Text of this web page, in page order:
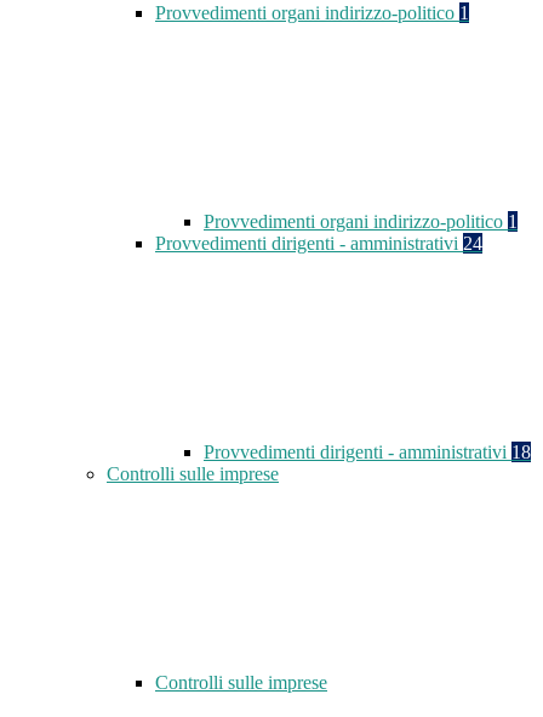
Provvedimenti organi indirizzo-politico 1
Provvedimenti organi indirizzo-politico 1
Provvedimenti dirigenti - amministrativi 24
Provvedimenti dirigenti - amministrativi 18
Controlli sulle imprese
Controlli sulle imprese